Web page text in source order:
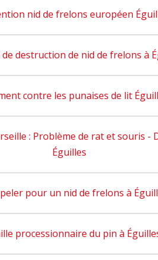
nid de frelons européen
destruction de nid de frelons à
contre les punaises de lit
: Problème de rat et souris -
Éguilles
pour un nid de frelons à
processionnaire du pin à